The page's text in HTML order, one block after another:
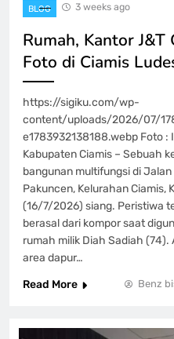
BLOG 3 weeks ago
Rumah, Kantor
Foto di Ciamis
https://sigiku.com/wp-
content/uploads/2026/07/
e1783932138188.webp Foto :
Kabupaten Ciamis – Sebuah
bangunan multifungsi di
Pakuncen, Kelurahan Ciamis,
(16/7/2026) siang. Peristiwa
berasal dari kompor saat
rumah milik Diah Sadiah
area dapur…
Read More
Benz